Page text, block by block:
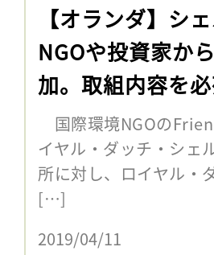
【オランダ】シ
NGOや投資家か
加。取組内容を
国際環境NGOの
イヤル・ダッチ・シェ
所に対し、ロイヤル・
[…]
2019/04/11